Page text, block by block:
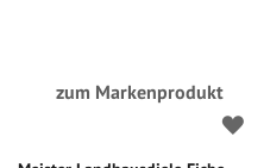
zum Markenprodukt